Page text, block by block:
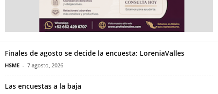
Finales de agosto se decide la encuesta: LoreniaValles
HSME - 7 agosto, 2026
Las encuestas a la baja